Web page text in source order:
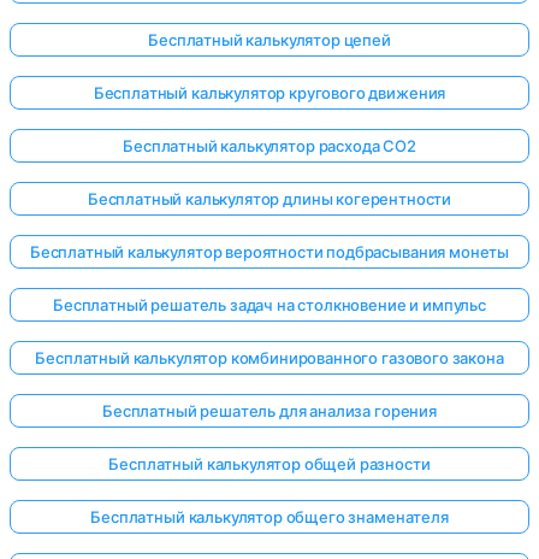
Бесплатный калькулятор цепей
Бесплатный калькулятор кругового движения
Бесплатный калькулятор расхода CO2
Бесплатный калькулятор длины когерентности
Бесплатный калькулятор вероятности подбрасывания монеты
Бесплатный решатель задач на столкновение и импульс
Бесплатный калькулятор комбинированного газового закона
Бесплатный решатель для анализа горения
Бесплатный калькулятор общей разности
Бесплатный калькулятор общего знаменателя